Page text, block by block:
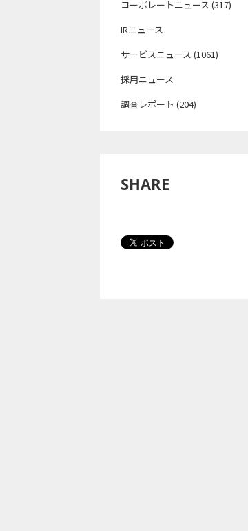
コーポレートニュース (317)
IRニュース
サービスニュース (1061)
採用ニュース
調査レポート (204)
SHARE